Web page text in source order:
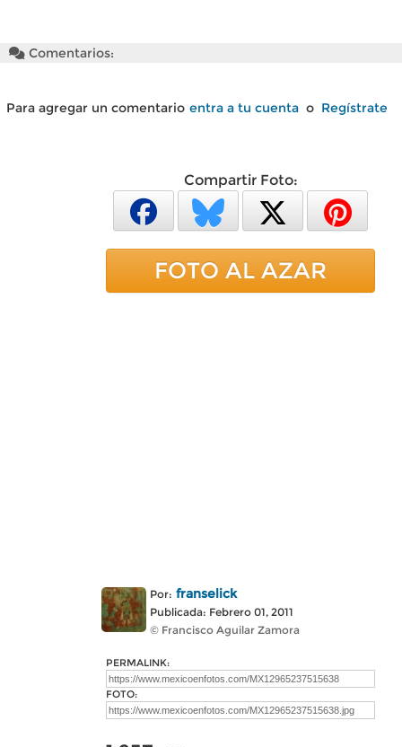
Comentarios:
Para agregar un comentario entra a tu cuenta o Regístrate
Compartir Foto:
FOTO AL AZAR
Por: franselick
Publicada: Febrero 01, 2011
© Francisco Aguilar Zamora
PERMALINK:
FOTO: